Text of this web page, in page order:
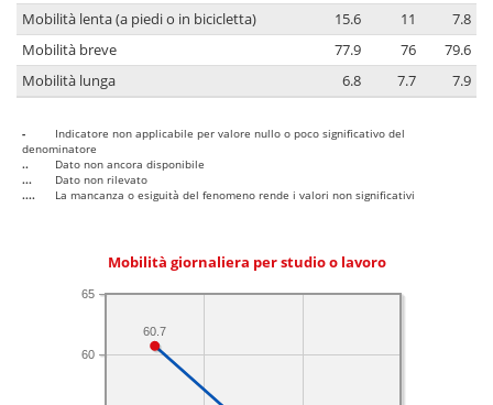
Mobilità lenta (a piedi o in bicicletta)
15.6 11
7.8
Mobilità breve
77.9 76
79.6
Mobilità lunga
6.8 7.7 7.9
-
Indicatore non applicabile per valore nullo o poco significativo del
denominatore
..
Dato non ancora disponibile
...
Dato non rilevato
....
La mancanza o esiguità del fenomeno rende i valori non significativi
Mobilità giornaliera per studio o lavoro
60
65
60.7